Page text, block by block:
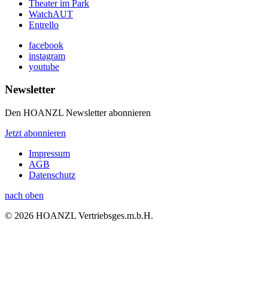
Theater im Park
WatchAUT
Entrello
facebook
instagram
youtube
Newsletter
Den HOANZL Newsletter abonnieren
Jetzt abonnieren
Impressum
AGB
Datenschutz
nach oben
© 2026 HOANZL Vertriebsges.m.b.H.